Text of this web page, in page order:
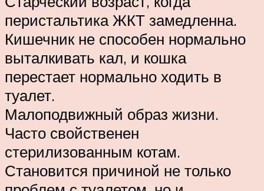
перистальтика ЖКТ замедленна.
Кишечник не способен нормально
выталкивать кал, и кошка
перестает нормально ходить в
туалет.
Малоподвижный образ жизни.
Часто свойственен
стерилизованным котам.
Становится причиной не только